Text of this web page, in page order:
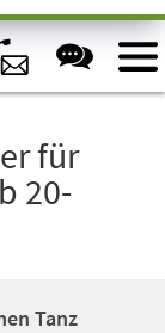
für
20-
Tanz